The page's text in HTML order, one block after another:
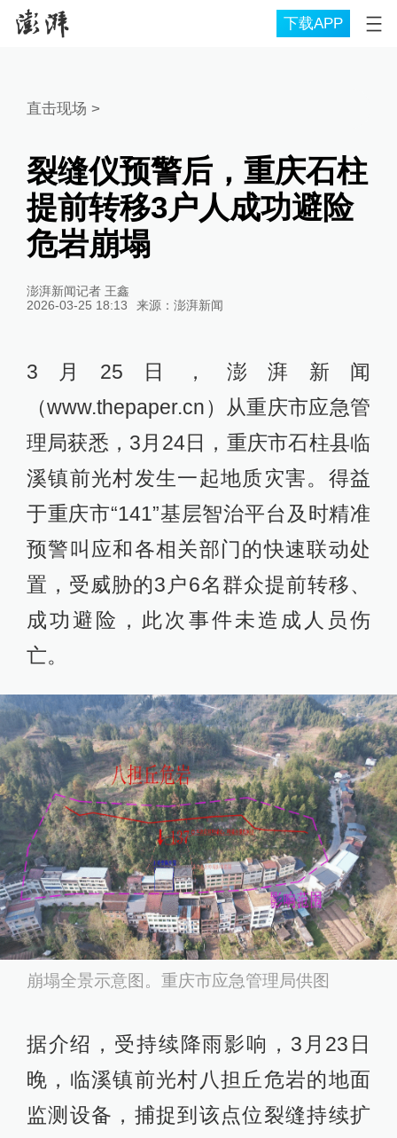
下载APP
直击现场 >
裂缝仪预警后，重庆石柱
提前转移3户人成功避险
危岩崩塌
澎湃新闻记者 王鑫
2026-03-25 18:13
来源： 澎湃新闻
3月25日，澎湃新闻
（www.thepaper.cn）从重庆市应急管
理局获悉，3月24日，重庆市石柱县临
溪镇前光村发生一起地质灾害。得益
于重庆市“141”基层智治平台及时精准
预警叫应和各相关部门的快速联动处
置，受威胁的3户6名群众提前转移、
成功避险，此次事件未造成人员伤
亡。
崩塌全景示意图。重庆市应急管理局供图
据介绍，受持续降雨影响，3月23日
晚，临溪镇前光村八担丘危岩的地面
监测设备，捕捉到该点位裂缝持续扩